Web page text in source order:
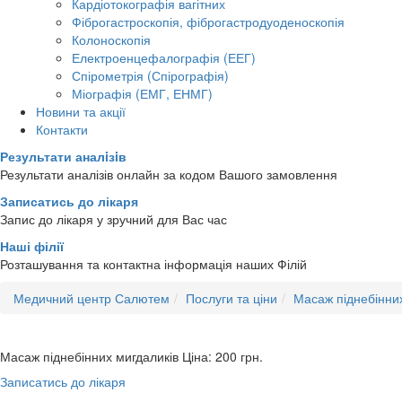
Фіброгастроскопія, фіброгастродуоденоскопія
Колоноскопія
Електроенцефалографія (ЕЕГ)
Спірометрія (Спірографія)
Міографія (ЕМГ, ЕНМГ)
Новини та акції
Контакти
Результати аналiзiв
Результати аналізів онлайн за кодом Вашого замовлення
Записатись до лікаря
Запис до лікаря у зручний для Вас час
Наші філії
Розташування та контактна інформація наших Філій
Медичний центр Салютем
Послуги та ціни Масаж
Масаж піднебінних мигдаликів Ціна: 200 грн.
Записатись до лікаря